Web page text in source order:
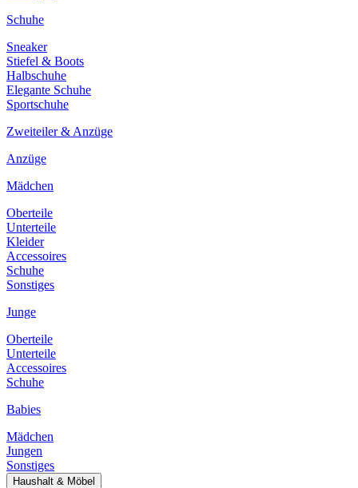
Schuhe
Sneaker
Stiefel & Boots
Halbschuhe
Elegante Schuhe
Sportschuhe
Zweiteiler & Anzüge
Anzüge
Mädchen
Oberteile
Unterteile
Kleider
Accessoires
Schuhe
Sonstiges
Junge
Oberteile
Unterteile
Accessoires
Schuhe
Babies
Mädchen
Jungen
Sonstiges
Haushalt & Möbel